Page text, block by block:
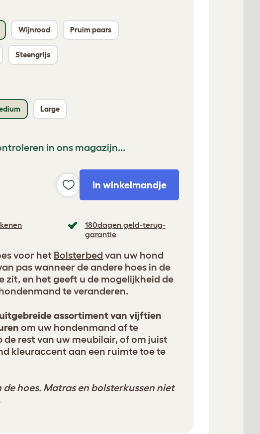
Wijnrood Pruim paars
Steengrijs
Large
in ons magazijn...
In winkelmandje
180dagen geld-terug-
garantie
voor het Bolsterbed van uw hond
pas wanneer de andere hoes in de
zit, en het geeft u de mogelijkheid de
te veranderen.
uitgebreide assortiment van vijftien
om uw hondenmand af te
de rest van uw meubilair, of om juist
kleuraccent aan een ruimte toe te
de hoes. Matras en bolsterkussen niet